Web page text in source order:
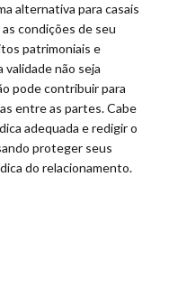
alternativa para casais
condições de seu
patrimoniais e
validade não seja
pode contribuir para
entre as partes. Cabe
adequada e redigir o
proteger seus
do relacionamento.